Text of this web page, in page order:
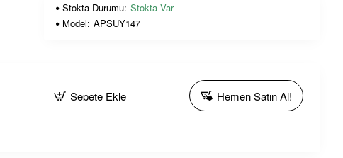
Stokta Durumu: Stokta Var
Model: APSUY147
Sepete Ekle Hemen Satın Al!